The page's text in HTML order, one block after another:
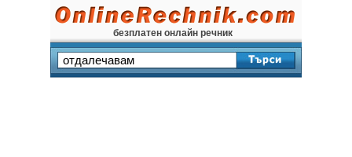
безплатен онлайн речник